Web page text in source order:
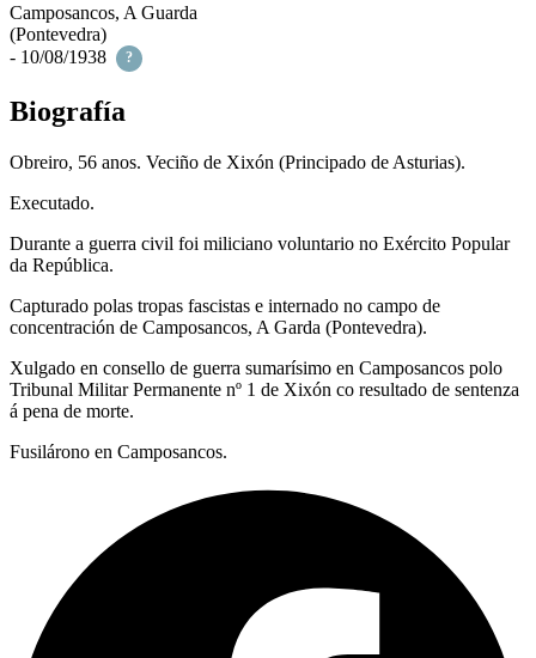
Camposancos, A Guarda
(Pontevedra)
- 10/08/1938
?
Biografía
Obreiro, 56 anos. Veciño de Xixón (Principado de Asturias).
Executado.
Durante a guerra civil foi miliciano voluntario no Exército Popular
da República.
Capturado polas tropas fascistas e internado no campo de
concentración de Camposancos, A Garda (Pontevedra).
Xulgado en consello de guerra sumarísimo en Camposancos polo
Tribunal Militar Permanente nº 1 de Xixón co resultado de sentenza
á pena de morte.
Fusilárono en Camposancos.